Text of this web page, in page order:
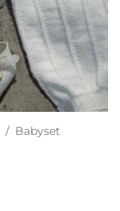
/ Babyset